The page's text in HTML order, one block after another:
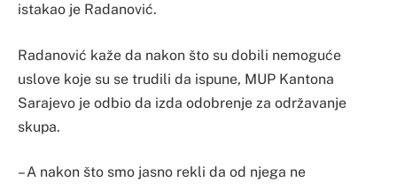
istakao je Radanović.
Radanović kaže da nakon što su dobili nemoguće
uslove koje su se trudili da ispune, MUP Kantona
Sarajevo je odbio da izda odobrenje za održavanje
skupa.
– A nakon što smo jasno rekli da od njega ne